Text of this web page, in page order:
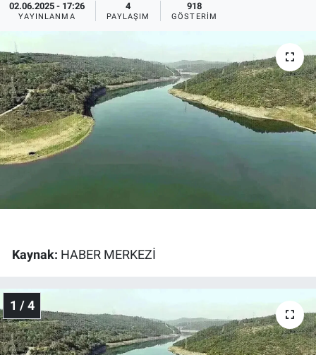
02.06.2025 - 17:26
YAYINLANMA
4
PAYLAŞIM
918
GÖSTERIM
Kaynak: HABER MERKEZİ
1 / 4
Ege'den Esintiler
Eğitim
Eğlence
Ekonomi
Gün Ortası
Gündem Özel
İletişim